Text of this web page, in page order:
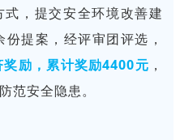
，提交安全环境改善建
提案，经评审团评选，
奖励，累计奖励4400元 ，
范安全隐患。